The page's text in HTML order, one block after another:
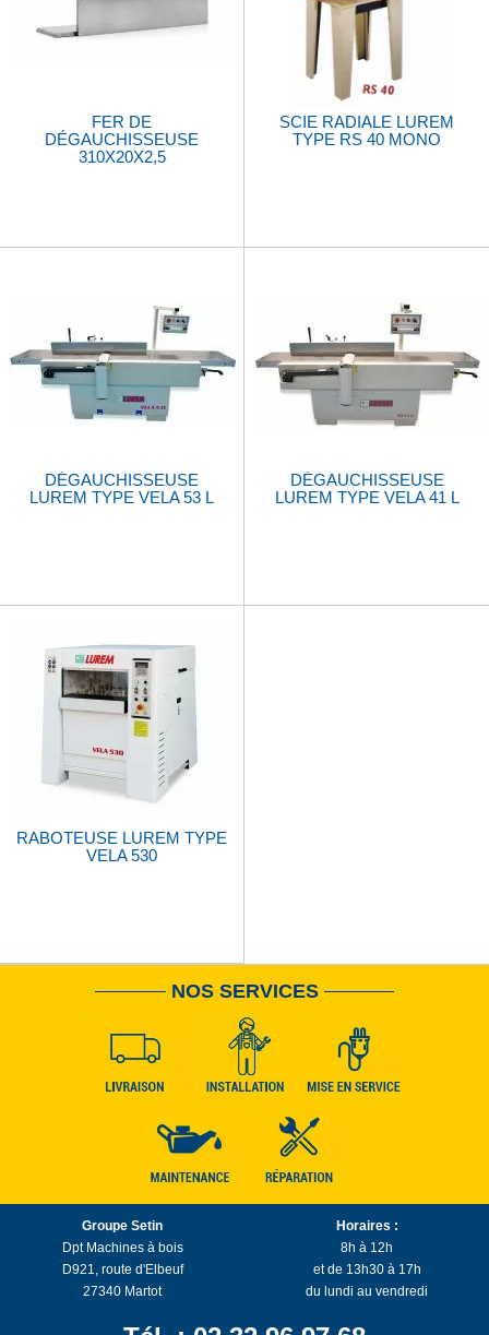
FER DE
DÉGAUCHISSEUSE
310X20X2,5
SCIE RADIALE LUREM
TYPE RS 40 MONO
DÉGAUCHISSEUSE
LUREM TYPE VELA 53 L
DÉGAUCHISSEUSE
LUREM TYPE VELA 41 L
RABOTEUSE LUREM TYPE
VELA 530
NOS SERVICES
Groupe Setin
Dpt Machines à bois
D921, route d'Elbeuf
27340 Martot
Horaires :
8h à 12h
et de 13h30 à 17h
du lundi au vendredi